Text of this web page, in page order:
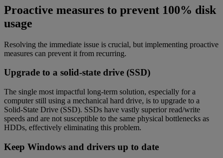
Proactive measures to prevent 100% disk
usage
Resolving the immediate issue is crucial, but implementing proactive
measures can prevent it from recurring.
Upgrade to a solid-state drive (SSD)
The single most impactful long-term solution, especially for a
computer still using a mechanical hard drive, is to upgrade to a
Solid-State Drive (SSD). SSDs have vastly superior read/write
speeds and are not susceptible to the same physical bottlenecks as
HDDs, effectively eliminating this problem.
Keep Windows and drivers up to date